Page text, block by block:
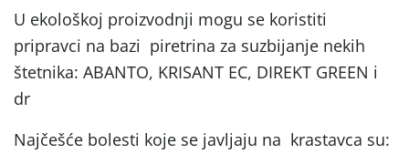
U ekološkoj proizvodnji mogu se koristiti
pripravci na bazi piretrina za suzbijanje nekih
štetnika: ABANTO, KRISANT EC, DIREKT GREEN i
dr
Najčešće bolesti koje se javljaju na krastavca su: